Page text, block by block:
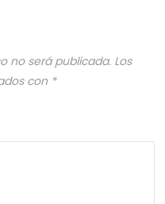
no será publicada. Los
con *